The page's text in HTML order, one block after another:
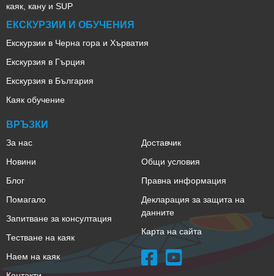
каяк, кану и SUP
ЕКСКУРЗИИ И ОБУЧЕНИЯ
Екскурзии в Черна гора и Хърватия
Екскурзия в Гърция
Екскурзия в България
Каяк обучение
ВРЪЗКИ
За нас
Новини
Блог
Помагало
Запитване за консултация
Тестване на каяк
Наем на каяк
Доставчик
Общи условия
Правна информация
Декларация за защита на
данните
Карта на сайта